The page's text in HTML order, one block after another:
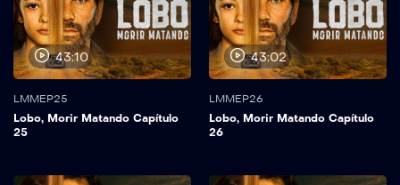
43:10
LMMEP25
Lobo, Morir Matando Capítulo
25
43:02
LMMEP26
Lobo, Morir Matando Capítulo
26